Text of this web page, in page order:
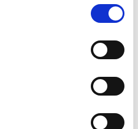
Duik dan eens